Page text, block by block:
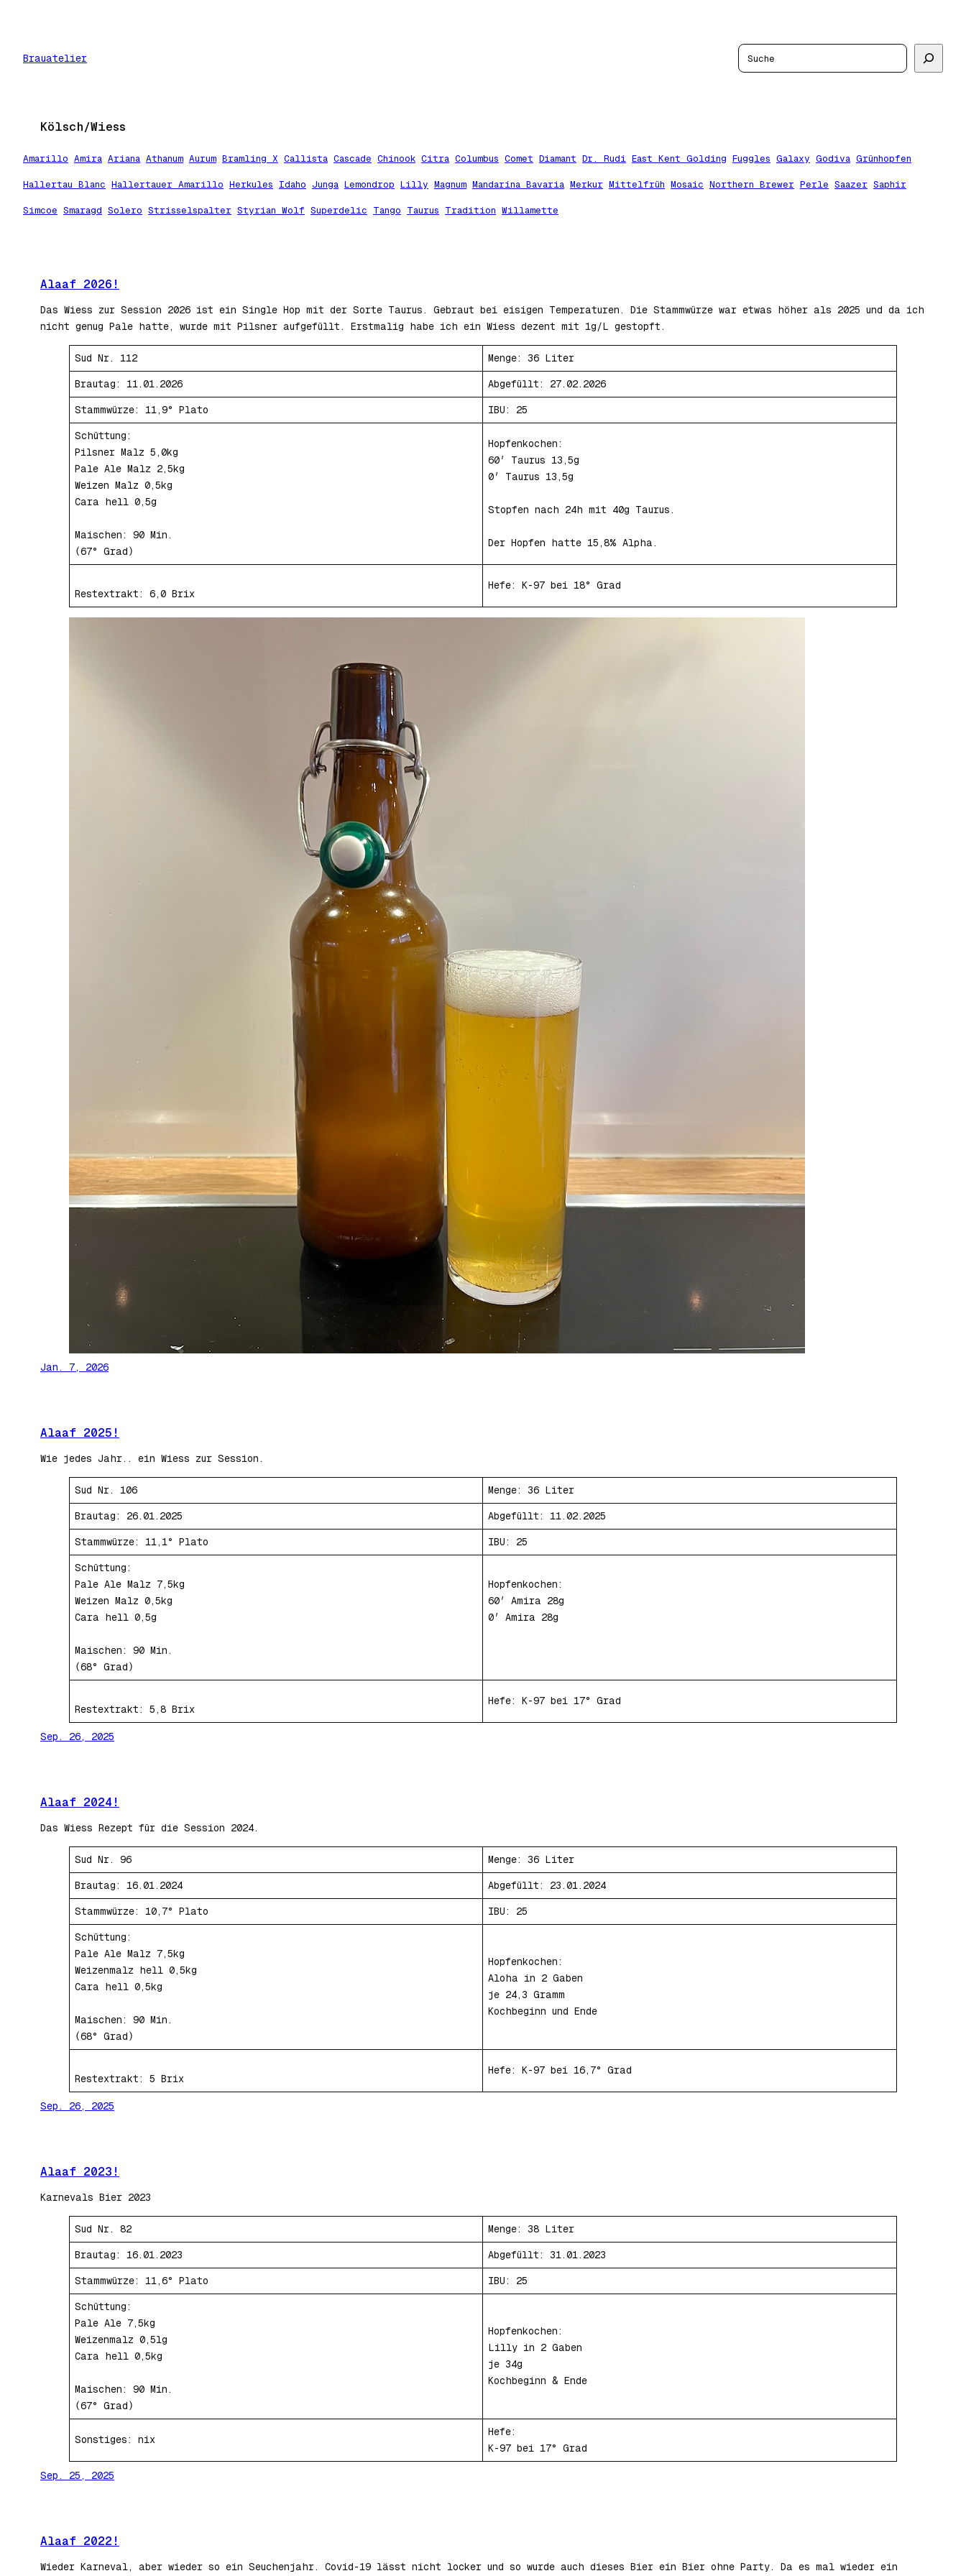
Brauatelier
Suchen
Kölsch/Wiess
Amarillo Amira Ariana Athanum Aurum Bramling X Callista Cascade Chinook Citra Columbus Comet Diamant Dr. Rudi East Kent Golding Fuggles Galaxy Godiva Grünhopfen
Hallertau Blanc Hallertauer Amarillo Herkules Idaho Junga Lemondrop Lilly Magnum Mandarina Bavaria Merkur Mittelfrüh Mosaic Northern Brewer Perle Saazer Saphir
Simcoe Smaragd Solero Strisselspalter Styrian Wolf Superdelic Tango Taurus Tradition Willamette
Alaaf 2026!
Das Wiess zur Session 2026 ist ein Single Hop mit der Sorte Taurus. Gebraut bei eisigen Temperaturen. Die Stammwürze war etwas höher als 2025 und da ich
nicht genug Pale hatte, wurde mit Pilsner aufgefüllt. Erstmalig habe ich ein Wiess dezent mit 1g/L gestopft.
Sud Nr. 112 Menge: 36 Liter
Brautag: 11.01.2026 Abgefüllt: 27.02.2026
Stammwürze: 11,9° Plato IBU: 25
Schüttung:
Pilsner Malz 5,0kg
Pale Ale Malz 2,5kg
Weizen Malz 0,5kg
Cara hell 0,5g
Maischen: 90 Min.
(67° Grad)
Hopfenkochen:
60′ Taurus 13,5g
0′ Taurus 13,5g
Stopfen nach 24h mit 40g Taurus.
Der Hopfen hatte 15,8% Alpha.
Restextrakt: 6,0 Brix
Hefe: K-97 bei 18° Grad
Jan. 7, 2026
Alaaf 2025!
Wie jedes Jahr.. ein Wiess zur Session.
Sud Nr. 106 Menge: 36 Liter
Brautag: 26.01.2025 Abgefüllt: 11.02.2025
Stammwürze: 11,1° Plato IBU: 25
Schüttung:
Pale Ale Malz 7,5kg
Weizen Malz 0,5kg
Cara hell 0,5g
Maischen: 90 Min.
(68° Grad)
Hopfenkochen:
60′ Amira 28g
0′ Amira 28g
Restextrakt: 5,8 Brix
Hefe: K-97 bei 17° Grad
Sep. 26, 2025
Alaaf 2024!
Das Wiess Rezept für die Session 2024.
Sud Nr. 96 Menge: 36 Liter
Brautag: 16.01.2024 Abgefüllt: 23.01.2024
Stammwürze: 10,7° Plato IBU: 25
Schüttung:
Pale Ale Malz 7,5kg
Weizenmalz hell 0,5kg
Cara hell 0,5kg
Maischen: 90 Min.
(68° Grad)
Hopfenkochen:
Aloha in 2 Gaben
je 24,3 Gramm
Kochbeginn und Ende
Restextrakt: 5 Brix
Hefe: K-97 bei 16,7° Grad
Sep. 26, 2025
Alaaf 2023!
Karnevals Bier 2023
Sud Nr. 82 Menge: 38 Liter
Brautag: 16.01.2023 Abgefüllt: 31.01.2023
Stammwürze: 11,6° Plato IBU: 25
Schüttung:
Pale Ale 7,5kg
Weizenmalz 0,5lg
Cara hell 0,5kg
Maischen: 90 Min.
(67° Grad)
Hopfenkochen:
Lilly in 2 Gaben
je 34g
Kochbeginn & Ende
Sonstiges: nix
Hefe:
K-97 bei 17° Grad
Sep. 25, 2025
Alaaf 2022!
Wieder Karneval, aber wieder so ein Seuchenjahr. Covid-19 lässt nicht locker und so wurde auch dieses Bier ein Bier ohne Party. Da es mal wieder ein